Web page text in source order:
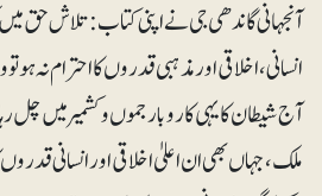
آنجہانی گاندھی جی نے اپنی کتاب : تلاش حق
انسانی، اخلاقی اور مذہبی قدروں کا احترام نہ ہو
آج شیطان کا یہی کا روبار جموں و کشمیر میں چل
ملک، جہاں بھی ان اعلیٰ اخلاقی اور انسانی قدروں